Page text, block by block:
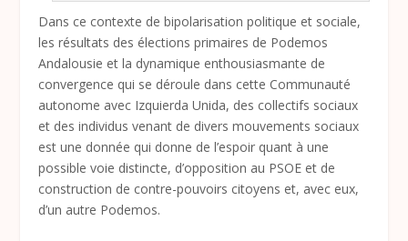
Dans ce contexte de bipolarisation politique et sociale,
les résultats des élections primaires de Podemos
Andalousie et la dynamique enthousiasmante de
convergence qui se déroule dans cette Communauté
autonome avec Izquierda Unida, des collectifs sociaux
et des individus venant de divers mouvements sociaux
est une donnée qui donne de l’espoir quant à une
possible voie distincte, d’opposition au PSOE et de
construction de contre-pouvoirs citoyens et, avec eux,
d’un autre Podemos.